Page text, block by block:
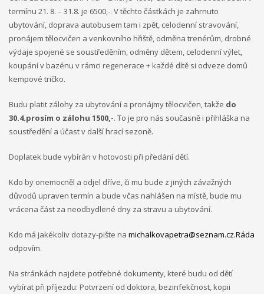
termínu 21. 8. – 31.8. je 6500,-. V těchto částkách je zahrnuto
ubytování, doprava autobusem tam i zpět, celodenní stravování,
pronájem tělocvičen a venkovního hřiště, odměna trenérům, drobné
výdaje spojené se soustředěním, odměny dětem, celodenní výlet,
koupání v bazénu v rámci regenerace + každé dítě si odveze domů
kempové tričko.
Budu platit zálohy za ubytování a pronájmy tělocvičen, takže do
30.4.prosím o zálohu 1500,-. To je pro nás současně i přihláška na
soustředění a účast v další hrací sezoně.
Doplatek bude vybírán v hotovosti při předání dětí.
Kdo by onemocněl a odjel dříve, či mu bude z jiných závažných
důvodů upraven termín a bude včas nahlášen na místě, bude mu
vrácena část za neodbydlené dny za stravu a ubytování.
Kdo má jakékoliv dotazy-pište na michalkovapetra@seznam.cz.Ráda
odpovím.
Na stránkách najdete potřebné dokumenty, které budu od dětí
vybírat při příjezdu: Potvrzení od doktora, bezinfekčnost, kopii